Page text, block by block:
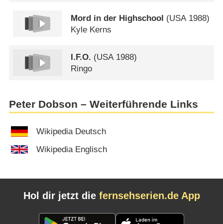
Mord in der Highschool (USA 1988)
Kyle Kerns
I.F.O. (USA 1988)
Ringo
Peter Dobson – Weiterführende Links
Wikipedia Deutsch
Wikipedia Englisch
Hol dir jetzt die fernsehserien.de App